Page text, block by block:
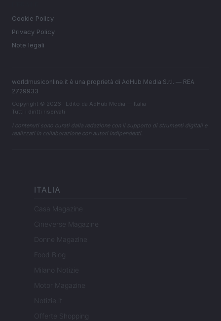
Cookie Policy
Privacy Policy
Note legali
worldmusiconline.it è una proprietà di AdHub Media S.r.l. — REA
2729933
Copyright © 2026 · Edito da AdHub Media — Italia
Tutti i diritti riservati
I contenuti sono curati dalla redazione con il supporto di strumenti digitali e
realizzati in collaborazione con autori indipendenti.
ITALIA
Casa Magazine
Cineverse Magazine
Donne Magazine
Food Blog
Milano Notizie
Motor Magazine
Notizie.it
Offerte Shopping